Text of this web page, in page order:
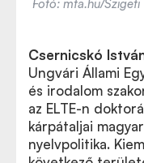
Fotó: mta.hu/Szigeti
Csernicskó
Ungvári Állami
és irodalom
az ELTE-n
kárpátaljai
nyelvpolitika.